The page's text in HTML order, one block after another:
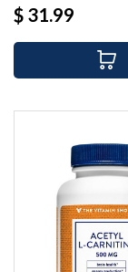
Precio
$ 31.99